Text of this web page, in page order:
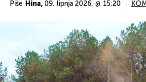
Piše Hina, 09. lipnja 2026. @ 15:20